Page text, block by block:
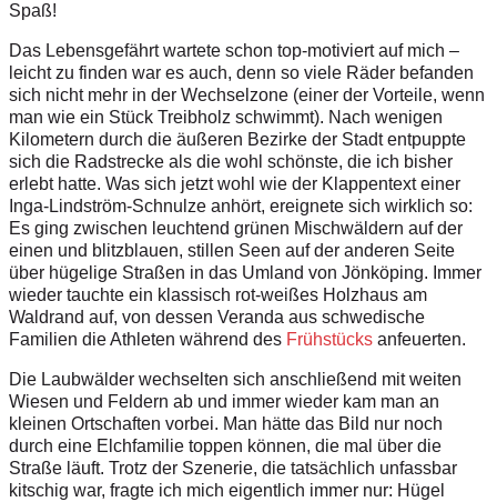
Spaß!
Das Lebensgefährt wartete schon top-motiviert auf mich –
leicht zu finden war es auch, denn so viele Räder befanden
sich nicht mehr in der Wechselzone (einer der Vorteile, wenn
man wie ein Stück Treibholz schwimmt). Nach wenigen
Kilometern durch die äußeren Bezirke der Stadt entpuppte
sich die Radstrecke als die wohl schönste, die ich bisher
erlebt hatte. Was sich jetzt wohl wie der Klappentext einer
Inga-Lindström-Schnulze anhört, ereignete sich wirklich so:
Es ging zwischen leuchtend grünen Mischwäldern auf der
einen und blitzblauen, stillen Seen auf der anderen Seite
über hügelige Straßen in das Umland von Jönköping. Immer
wieder tauchte ein klassisch rot-weißes Holzhaus am
Waldrand auf, von dessen Veranda aus schwedische
Familien die Athleten während des Frühstücks anfeuerten.
Die Laubwälder wechselten sich anschließend mit weiten
Wiesen und Feldern ab und immer wieder kam man an
kleinen Ortschaften vorbei. Man hätte das Bild nur noch
durch eine Elchfamilie toppen können, die mal über die
Straße läuft. Trotz der Szenerie, die tatsächlich unfassbar
kitschig war, fragte ich mich eigentlich immer nur: Hügel